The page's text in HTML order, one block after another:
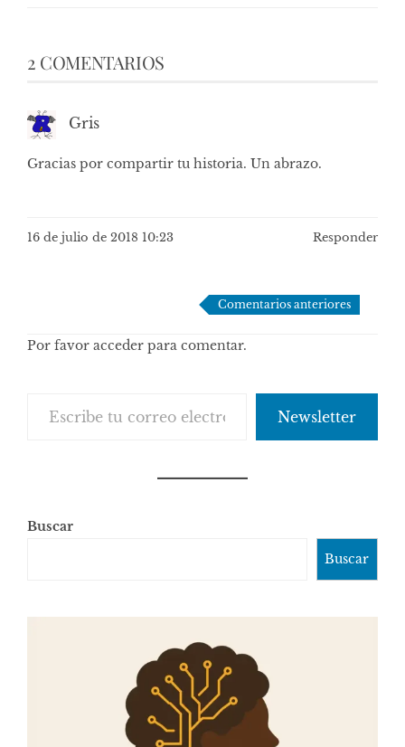
2 COMENTARIOS
Gris
Gracias por compartir tu historia. Un abrazo.
16 de julio de 2018 10:23 Responder
comentarios
Comentarios anteriores
Por favor acceder para comentar.
Newsletter
Buscar
Buscar